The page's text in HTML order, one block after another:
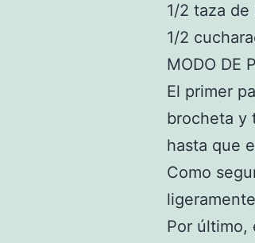
1/2 taza de
1/2
MODO DE
El primer
brocheta y
hasta que
Como
Por último,